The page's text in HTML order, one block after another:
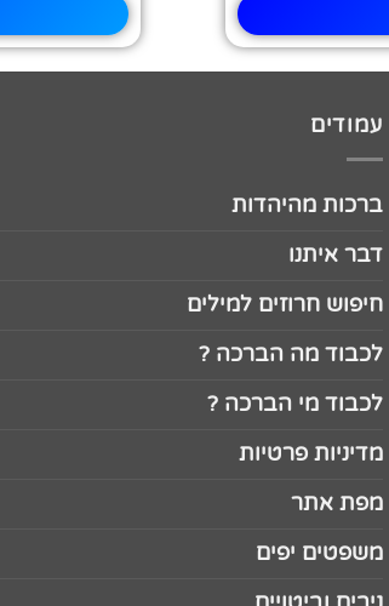
עמודים
ברכות מהיהדות
דבר איתנו
חיפוש חרוזים למילים
לכבוד מה הברכה ?
לכבוד מי הברכה ?
מדיניות פרטיות
מפת אתר
משפטים יפים